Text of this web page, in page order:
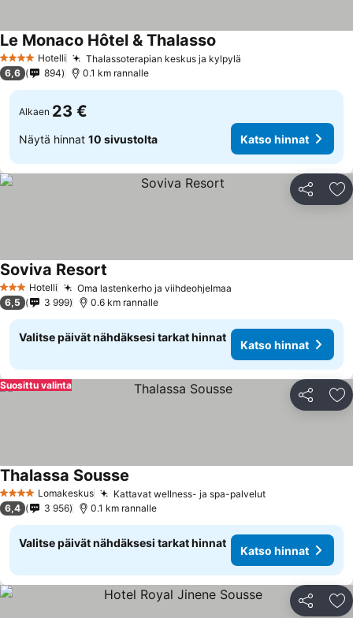
4 Tähtiluokitus
Hotelli Thalassoterapian keskus ja kylpylä
Le Monaco Hôtel & Thalasso
6,6 894 0.1 km rannalle
Alkaen 23 €
Näytä hinnat 10 sivustolta Katso hinnat
Jaa
3 Tähtiluokitus
Hotelli Oma lastenkerho ja viihdeohjelmaa
Soviva Resort
6,5 3 999 0.6 km rannalle
Valitse päivät nähdäksesi tarkat hinnat
Katso hinnat
Jaa
Suosittu valinta
4 TähtiluokitusLomakeskus Kattavat wellness- ja spa-palvelut
Thalassa Sousse
6,4 3 956 0.1 km rannalle
Valitse päivät nähdäksesi tarkat hinnat
Katso hinnat
Jaa